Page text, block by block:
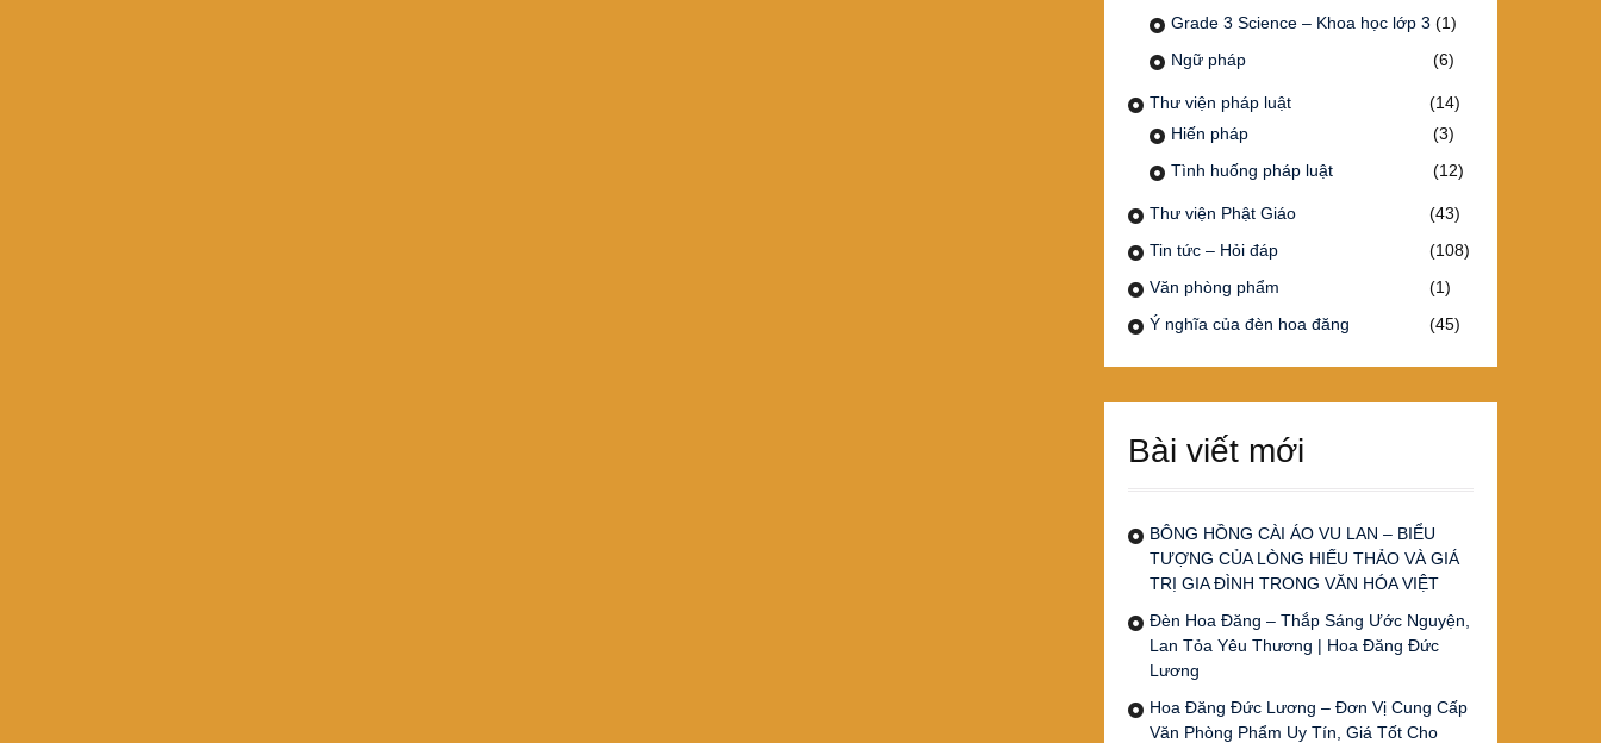
Grade 3 Science – Khoa học lớp 3 (1)
Ngữ pháp
(6)
Thư viện pháp luật
(14)
Hiến pháp
(3)
Tình huống pháp luật
(12)
Thư viện Phật Giáo
(43)
Tin tức – Hỏi đáp
(108)
Văn phòng phẩm
(1)
Ý nghĩa của đèn hoa đăng
(45)
Bài viết mới
BÔNG HỒNG CÀI ÁO VU LAN – BIỂU
TƯỢNG CỦA LÒNG HIẾU THẢO VÀ GIÁ
TRỊ GIA ĐÌNH TRONG VĂN HÓA VIỆT
Đèn Hoa Đăng – Thắp Sáng Ước Nguyện,
Lan Tỏa Yêu Thương | Hoa Đăng Đức
Lương
Hoa Đăng Đức Lương – Đơn Vị Cung Cấp
Văn Phòng Phẩm Uy Tín, Giá Tốt Cho